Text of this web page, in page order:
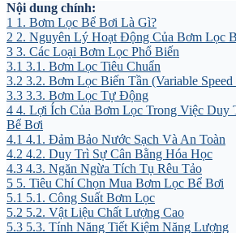
Nội dung chính:
1 1. Bơm Lọc Bể Bơi Là Gì?
2 2. Nguyên Lý Hoạt Động Của Bơm Lọc
3 3. Các Loại Bơm Lọc Phổ Biến
3.1 3.1. Bơm Lọc Tiêu Chuẩn
3.2 3.2. Bơm Lọc Biến Tần (Variable Speed
3.3 3.3. Bơm Lọc Tự Động
4 4. Lợi Ích Của Bơm Lọc Trong Việc Duy
Bể Bơi
4.1 4.1. Đảm Bảo Nước Sạch Và An Toàn
4.2 4.2. Duy Trì Sự Cân Bằng Hóa Học
4.3 4.3. Ngăn Ngừa Tích Tụ Rêu Tảo
5 5. Tiêu Chí Chọn Mua Bơm Lọc Bể Bơi
5.1 5.1. Công Suất Bơm Lọc
5.2 5.2. Vật Liệu Chất Lượng Cao
5.3 5.3. Tính Năng Tiết Kiệm Năng Lượng